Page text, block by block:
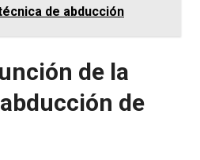
de abducción
de la
de